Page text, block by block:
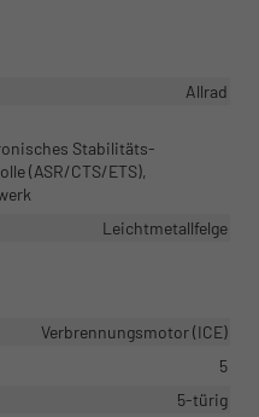
Allrad
Stabilitäts-
(ASR/CTS/ETS),
Leichtmetallfelge
Verbrennungsmotor (ICE)
5
5-türig